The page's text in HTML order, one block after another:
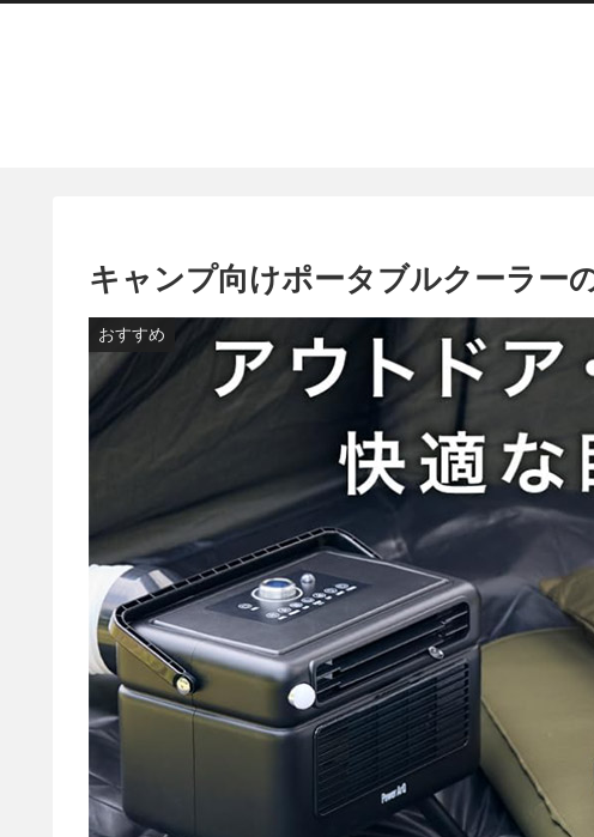
キャンプ向けポータブルクーラー
おすすめ